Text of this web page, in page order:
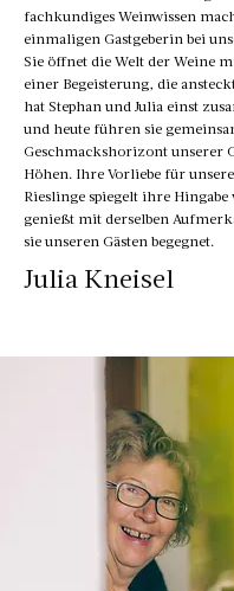
fachkundiges Weinwissen
einmaligen Gastgeberin bei
Sie öffnet die Welt der Weine
einer Begeisterung, die
hat Stephan und Julia einst
und heute führen sie
Geschmackshorizont unserer
Höhen. Ihre Vorliebe für
Rieslinge spiegelt ihre Hingabe
genießt mit derselben
sie unseren Gästen begegnet.
Julia Kneisel